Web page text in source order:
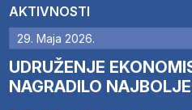
AKTIVNOSTI
29. Maja 2026.
UDRUŽENJE
NAGRADILO